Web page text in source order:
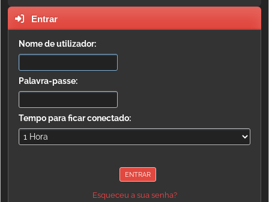
Entrar
Nome de utilizador:
Palavra-passe:
Tempo para ficar conectado:
Esqueceu a sua senha?